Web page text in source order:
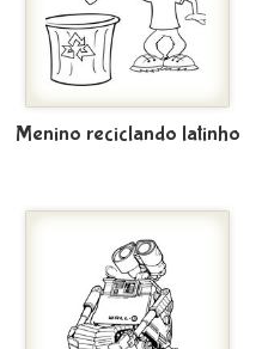
Menino reciclando latinho